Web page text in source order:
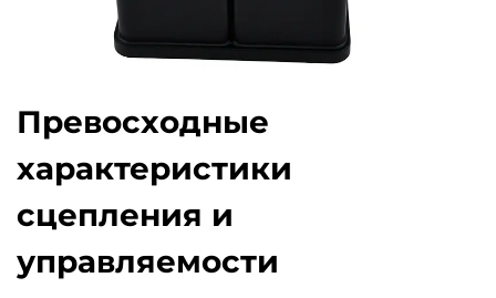
Превосходные
характеристики
сцепления и
управляемости